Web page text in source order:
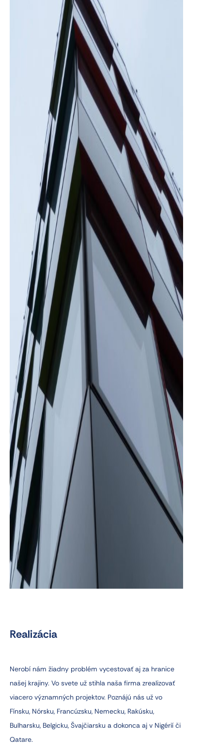
Realizácia
Nerobí nám žiadny problém vycestovať aj za hranice
našej krajiny. Vo svete už stihla naša firma zrealizovať
viacero významných projektov. Poznájú nás už vo
Fínsku, Nórsku, Francúzsku, Nemecku, Rakúsku,
Bulharsku, Belgicku, Švajčiarsku a dokonca aj v Nigérií či
Qatare.